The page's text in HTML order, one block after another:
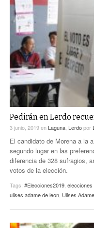
Pedirán en Lerdo
3 junio, 2019en Laguna Lerdopor
El candidato de Morena a la
segundo lugar en las
diferencia de 328 sufragios,
votos de la elección.
Tags: #Elecciones2019 elecciones
ulises adame de leon Ulises